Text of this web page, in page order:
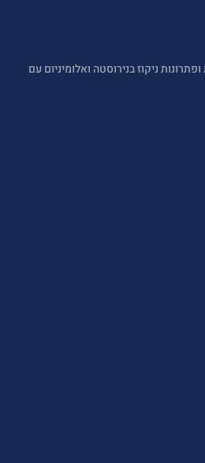
ניקוז בנירוסטה ואלומיניום עם